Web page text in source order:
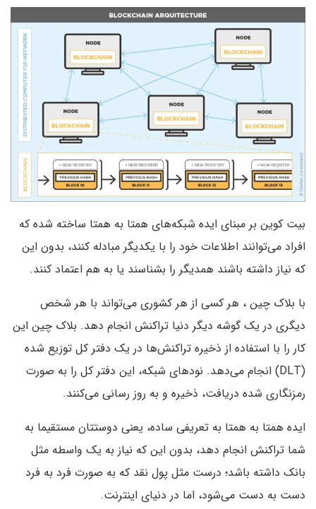
بیت کوین بر مبنای ایده شبکه‌های همتا به همتا ساخته شده که
افراد می‌توانند اطلاعات خود را با یکدیگر مبادله کنند، بدون این
که نیاز داشته باشند همدیگر را بشناسند یا به هم اعتماد کنند.
با بلاک چین ، هر کسی از هر کشوری می‌تواند با هر شخص
دیگری در یک گوشه دیگر دنیا تراکنش انجام دهد. بلاک چین این
کار را با استفاده از ذخیره تراکنش‌ها در یک دفتر کل توزیع شده
(DLT) انجام می‌دهد. نودهای شبکه، این دفتر کل را به صورت
رمزنگاری شده دریافت، ذخیره و به روز رسانی می‌کنند.
ایده همتا به همتا به تعریفی ساده، یعنی دوستتان مستقیما به
شما تراکنش انجام دهد، بدون این که نیاز به یک واسطه مثل
بانک داشته باشد؛ درست مثل پول نقد که به صورت فرد به فرد
دست به دست می‌شود، اما در دنیای اینترنت.